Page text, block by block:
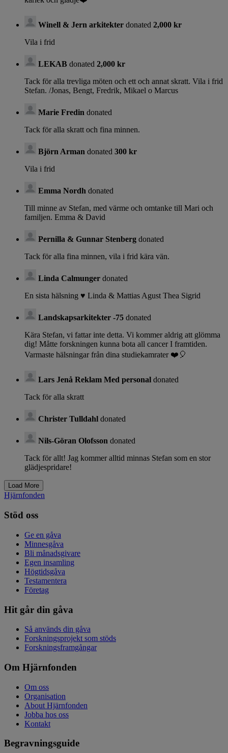
Winell & Jern arkitekter donated 2,000 kr
Vila i frid
LEKAB donated 2,000 kr
Tack för alla trevliga möten och ett och annat skratt. Vila i frid
Stefan. /Jonas, Bengt, Fredrik, Mikael o Marcus
Marie Fredin donated
Tack för alla skratt och fina minnen.
Björn Arman donated 300 kr
Vila i frid
Emma Nordh donated
Till minne av Stefan, med värme och omtanke till Mari och
familjen. Emma & David
Pernilla & Gunnar Stenberg donated
Tack för alla fina minnen, vila i frid kära vän.
Linda Calmunger donated
En sista hälsning ♥️ Linda & Mattias Agust Thea Sigrid
Landskapsarkitekter -75 donated
Kära Stefan, vi fattar inte detta. Vi kommer aldrig att glömma
dig! Måtte forskningen kunna bota all cancer I framtiden.
Varmaste hälsningar från dina studiekamrater ❤️🎈
Lars Jenå Reklam Med personal donated
Tack för alla skratt
Christer Tulldahl donated
Nils-Göran Olofsson donated
Tack för allt! Jag kommer alltid minnas Stefan som en stor
glädjespridare!
Hjärnfonden
Stöd oss
Ge en gåva
Minnesgåva
Bli månadsgivare
Egen insamling
Högtidsgåva
Testamentera
Företag
Hit går din gåva
Så används din gåva
Forskningsprojekt som stöds
Forskningsframgångar
Om Hjärnfonden
Om oss
Organisation
About Hjärnfonden
Jobba hos oss
Kontakt
Begravningsguide